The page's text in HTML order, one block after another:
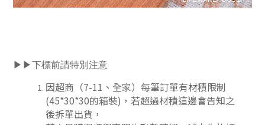
▶▶下標前請特別注意
因超商（7-11、全家）每筆訂單有材積限制
(45*30*30的箱裝)，若超過材積這邊會告知之
後拆單出貨，